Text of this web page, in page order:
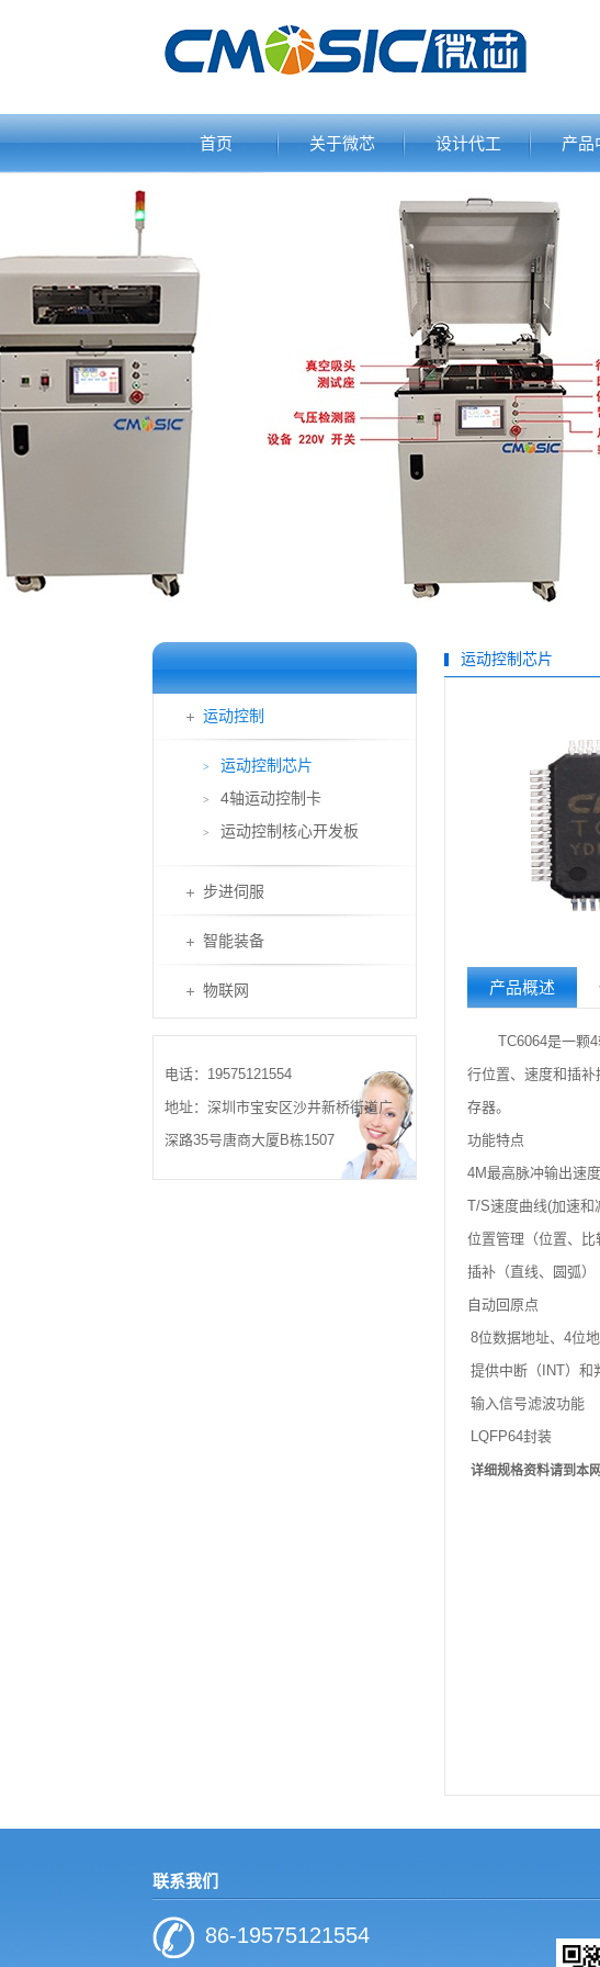
首页 关于微芯 设计代工 产品
运动控制
> 运动控制芯片
> 4轴运动控制卡
> 运动控制核心开发板
步进伺服
智能装备
物联网
电话：19575121554
地址：深圳市宝安区沙井新桥街道广
深路35号唐商大厦B栋1507
运动控制芯片
产品概述
TC6064是一颗
行位置、速度和插
存器。
功能特点
4M最高脉冲输出速度
T/S速度曲线(加速和
位置管理（位置、比
插补（直线、圆弧）
自动回原点
8位数据地址、4位
提供中断（ INT）
输入信号滤波功能
LQFP64封装
详细规格资料请到本
联系我们
86-19575121554